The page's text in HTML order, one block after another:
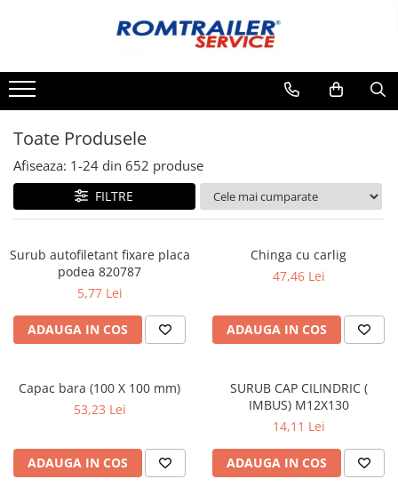
PIESE DE SCHIMB
ECHIPAMENTE ELECTRICE
ADAPTOARE
CABLURI ELECTRICE
CUTII CONEXIUNE
PRIZE ELECTRICE
SET MUFARE
ELEMENTE DE CAROSERIE
FILTRE AER SI ULEI
SISTEM DE FRANARE
SUPAPE PNEUMATICE
SUSPENSIE
Toate Produsele
Afiseaza: 1-24 din 652 produse
FILTRE
Surub autofiletant fixare placa
podea 820787
5,77 Lei
ADAUGA IN COS
Chinga cu carlig
47,46 Lei
ADAUGA IN COS
Capac bara (100 X 100 mm)
53,23 Lei
ADAUGA IN COS
SURUB CAP CILINDRIC (
IMBUS) M12X130
14,11 Lei
ADAUGA IN COS